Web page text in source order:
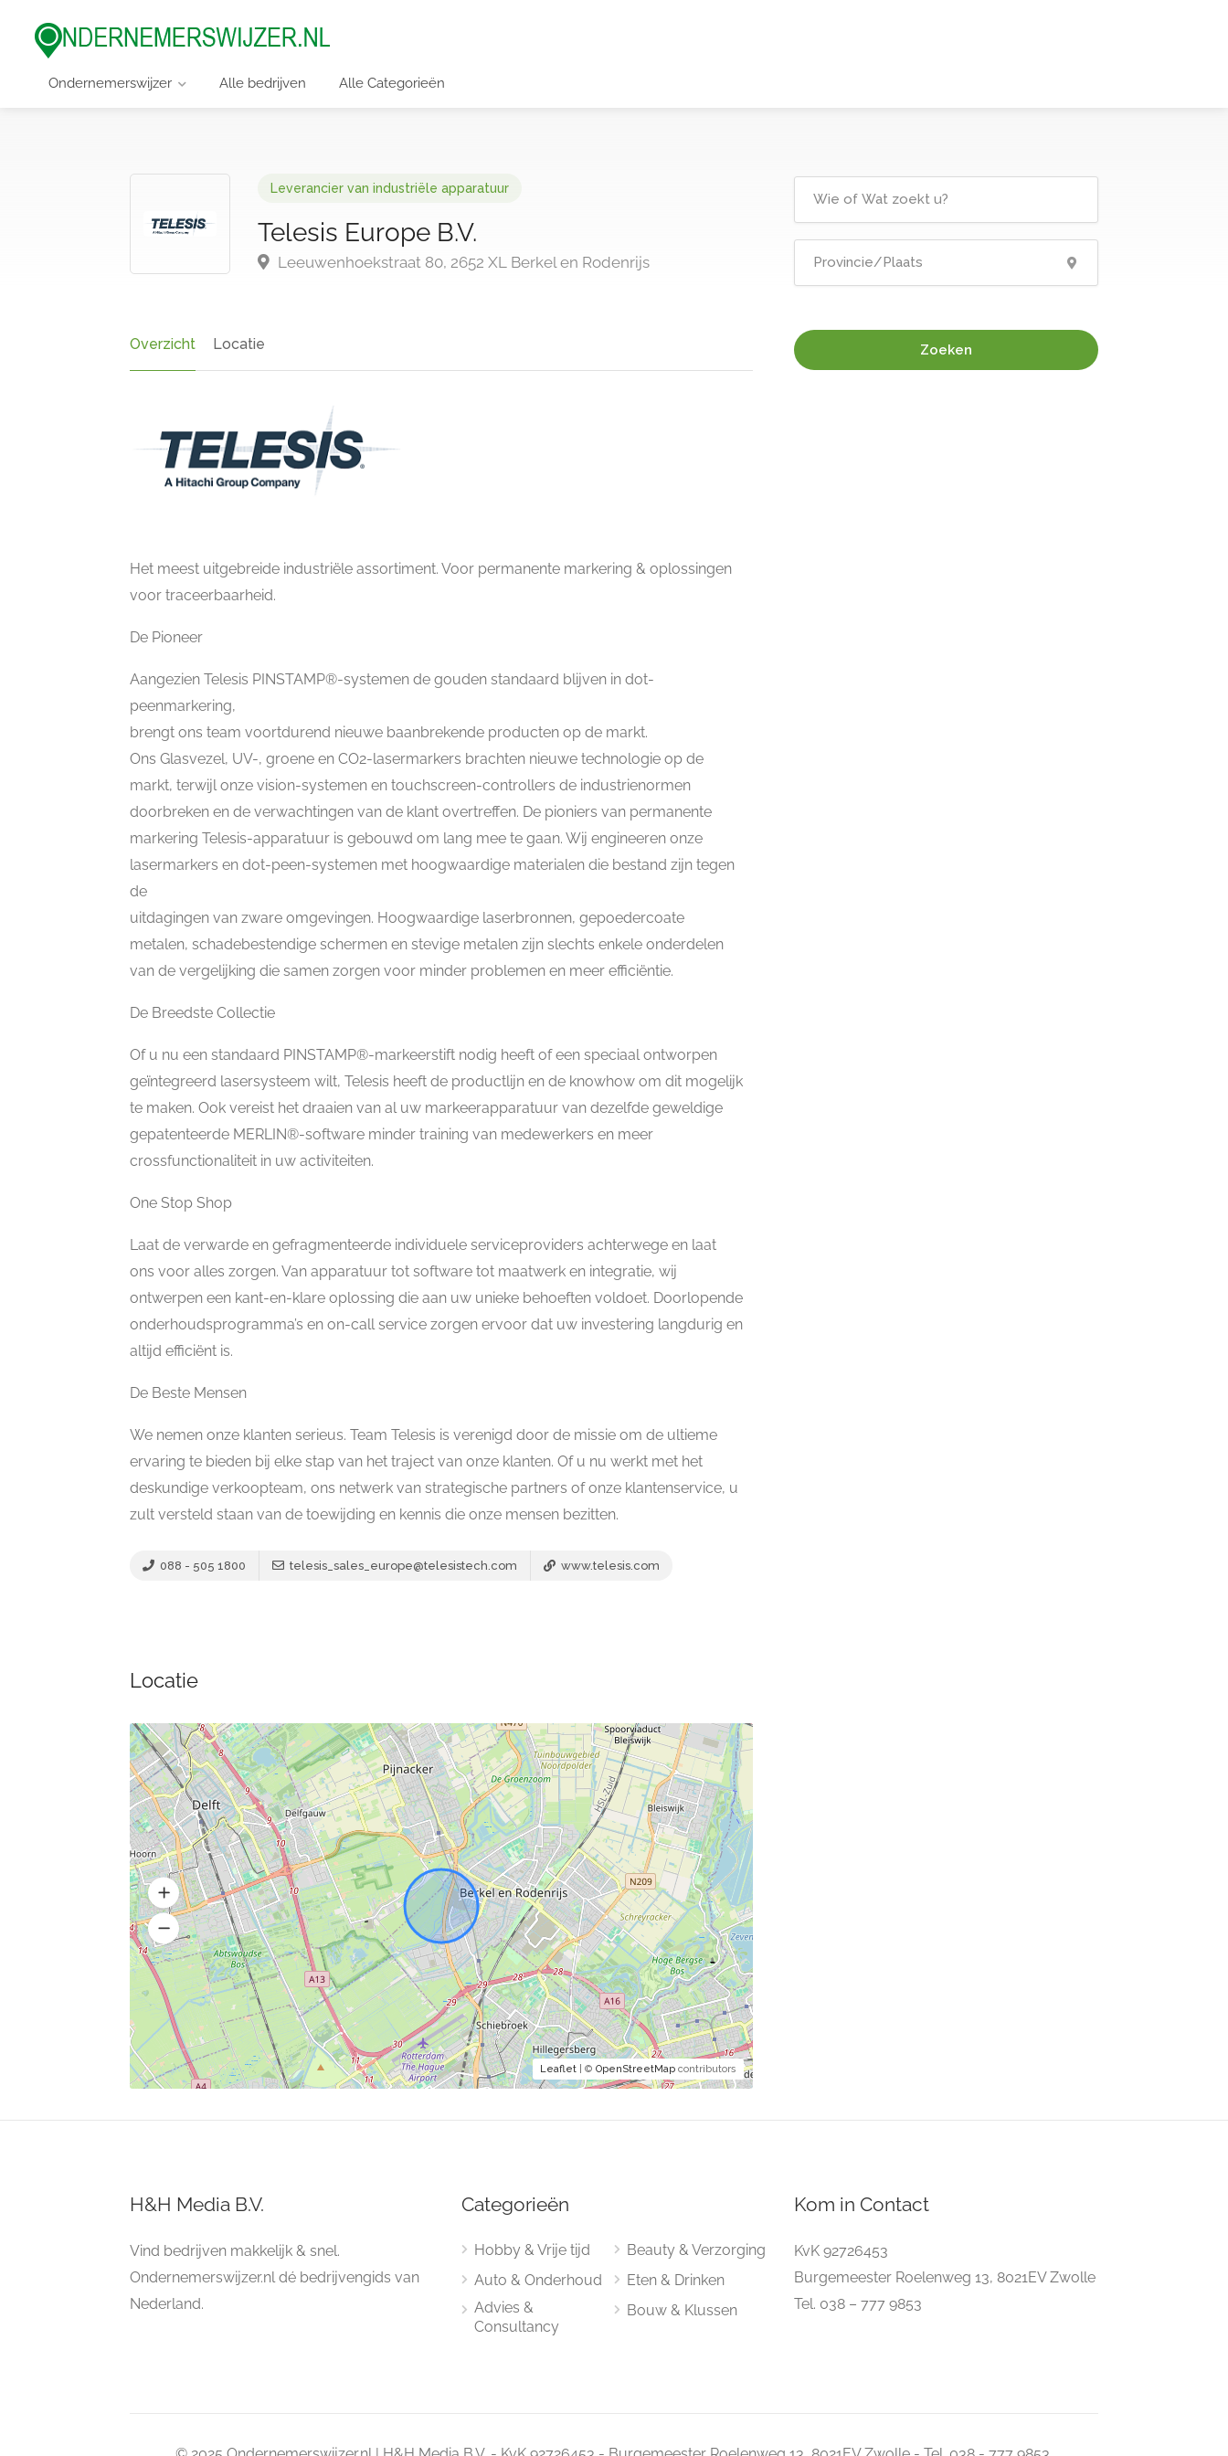
Ondernemerswijzer Alle bedrijven Alle Categorieën
Leverancier van industriële apparatuur
Telesis Europe B.V.
Leeuwenhoekstraat 80, 2652 XL Berkel en Rodenrijs
Overzicht Locatie
Het meest uitgebreide industriële assortiment. Voor permanente markering & oplossingen
voor traceerbaarheid.
De Pioneer
Aangezien Telesis PINSTAMP®-systemen de gouden standaard blijven in dot-
peenmarkering,
brengt ons team voortdurend nieuwe baanbrekende producten op de markt.
Ons Glasvezel, UV-, groene en CO2-lasermarkers brachten nieuwe technologie op de
markt, terwijl onze vision-systemen en touchscreen-controllers de industrienormen
doorbreken en de verwachtingen van de klant overtreffen. De pioniers van permanente
markering Telesis-apparatuur is gebouwd om lang mee te gaan. Wij engineeren onze
lasermarkers en dot-peen-systemen met hoogwaardige materialen die bestand zijn tegen
de
uitdagingen van zware omgevingen. Hoogwaardige laserbronnen, gepoedercoate
metalen, schadebestendige schermen en stevige metalen zijn slechts enkele onderdelen
van de vergelijking die samen zorgen voor minder problemen en meer efficiëntie.
De Breedste Collectie
Of u nu een standaard PINSTAMP®-markeerstift nodig heeft of een speciaal ontworpen
geïntegreerd lasersysteem wilt, Telesis heeft de productlijn en de knowhow om dit mogelijk
te maken. Ook vereist het draaien van al uw markeerapparatuur van dezelfde geweldige
gepatenteerde MERLIN®-software minder training van medewerkers en meer
crossfunctionaliteit in uw activiteiten.
One Stop Shop
Laat de verwarde en gefragmenteerde individuele serviceproviders achterwege en laat
ons voor alles zorgen. Van apparatuur tot software tot maatwerk en integratie, wij
ontwerpen een kant-en-klare oplossing die aan uw unieke behoeften voldoet. Doorlopende
onderhoudsprogramma’s en on-call service zorgen ervoor dat uw investering langdurig en
altijd efficiënt is.
De Beste Mensen
We nemen onze klanten serieus. Team Telesis is verenigd door de missie om de ultieme
ervaring te bieden bij elke stap van het traject van onze klanten. Of u nu werkt met het
deskundige verkoopteam, ons netwerk van strategische partners of onze klantenservice, u
zult versteld staan van de toewijding en kennis die onze mensen bezitten.
088 - 505 1800 telesis_sales_europe@telesistech.com www.telesis.com
Locatie
Leaflet| © OpenStreetMapcontributors
Zoeken
H&H Media B.V.
Vind bedrijven makkelijk & snel.
Ondernemerswijzer.nl dé bedrijvengids van
Nederland.
Categorieën
Hobby & Vrije tijd
Auto & Onderhoud
Advies &
Consultancy
Beauty & Verzorging
Eten & Drinken
Bouw & Klussen
Kom in Contact
KvK 92726453
Burgemeester Roelenweg 13, 8021EV Zwolle
Tel. 038 – 777 9853